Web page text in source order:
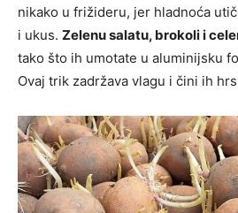
nikako u frižideru, jer hladnoća
i ukus. Zelenu salatu, brokoli i
tako što ih umotate u aluminijsku
Ovaj trik zadržava vlagu i čini ih